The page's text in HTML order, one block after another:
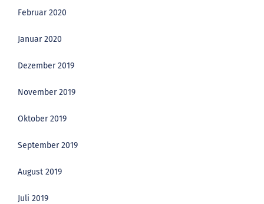
Februar 2020
Januar 2020
Dezember 2019
November 2019
Oktober 2019
September 2019
August 2019
Juli 2019